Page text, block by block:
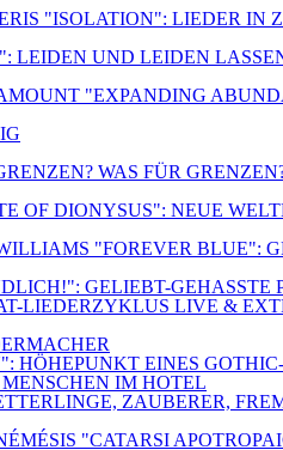
"ISOLATION": LIEDER IN
LEIDEN UND LEIDEN
"EXPANDING
WAS FÜR
OF DIONYSUS": NEUE
"FOREVER BLUE":
GELIEBT-GEHASSTE
LIEDERZYKLUS LIVE &
HÖHEPUNKT EINES
IM HOTEL
ZAUBERER,
"CATARSI